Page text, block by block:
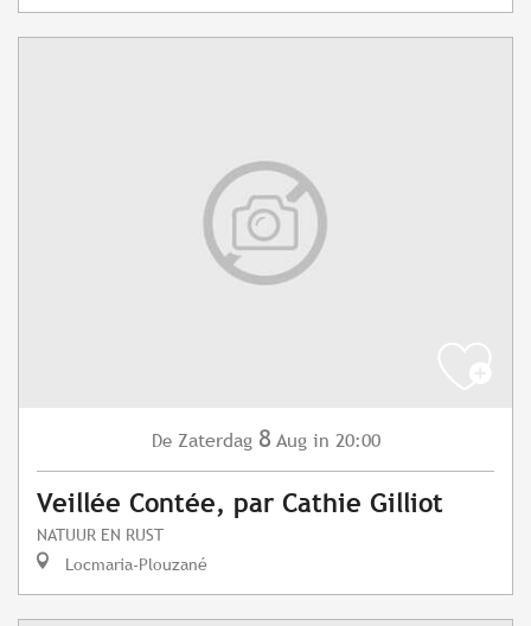
De Zaterdag 8 Aug in 20:00
Veillée Contée, par Cathie Gilliot
NATUUR EN RUST
Locmaria-Plouzané